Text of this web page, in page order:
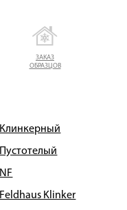
ЗАКАЗ
ОБРАЗЦОВ
Клинкерный
Пустотелый
NF
Feldhaus Klinker